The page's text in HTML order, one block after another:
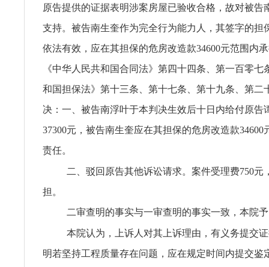
原告提供的证据表明涉案房屋已验收合格，故对被告
支持。被告南生奎作为完全行为能力人，其签字的担
依法有效，应在其担保的危房改造款34600元范围内
《中华人民共和国合同法》第四十四条、第一百零七
和国担保法》第十三条、第十七条、第十九条、第二
决：一、被告南浮叶于本判决生效后十日内给付原告
37300元，被告南生奎应在其担保的危房改造款34600
责任。
二、驳回原告其他诉讼请求。案件受理费750元
担。
二审查明的事实与一审查明的事实一致，本院
本院认为，上诉人对其上诉理由，有义务提交
明若坚持工程质量存在问题，应在规定时间内提交鉴